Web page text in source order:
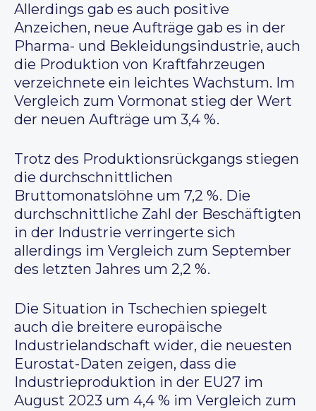
Allerdings gab es auch positive
Anzeichen, neue Aufträge gab es in der
Pharma- und Bekleidungsindustrie, auch
die Produktion von Kraftfahrzeugen
verzeichnete ein leichtes Wachstum. Im
Vergleich zum Vormonat stieg der Wert
der neuen Aufträge um 3,4 %.
Trotz des Produktionsrückgangs stiegen
die durchschnittlichen
Bruttomonatslöhne um 7,2 %. Die
durchschnittliche Zahl der Beschäftigten
in der Industrie verringerte sich
allerdings im Vergleich zum September
des letzten Jahres um 2,2 %.
Die Situation in Tschechien spiegelt
auch die breitere europäische
Industrielandschaft wider, die neuesten
Eurostat-Daten zeigen, dass die
Industrieproduktion in der EU27 im
August 2023 um 4,4 % im Vergleich zum